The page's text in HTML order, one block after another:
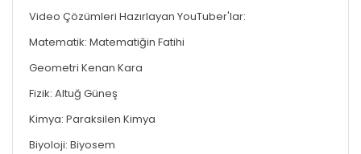
Video Çözümleri Hazırlayan YouTuber'lar:
Matematik: Matematiğin Fatihi
Geometri Kenan Kara
Fizik: Altuğ Güneş
Kimya: Paraksilen Kimya
Biyoloji: Biyosem